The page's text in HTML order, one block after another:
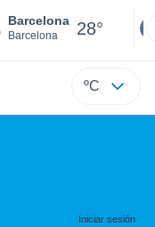
Barcelona
Barcelona 28°
ºC
Iniciar sesión